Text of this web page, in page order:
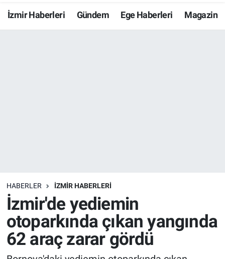
İzmir Haberleri Gündem Ege Haberleri Magazin
HABERLER İZMİR HABERLERİ
İzmir'de yediemin
otoparkında çıkan yangında
62 araç zarar gördü
Resmi İlanlar